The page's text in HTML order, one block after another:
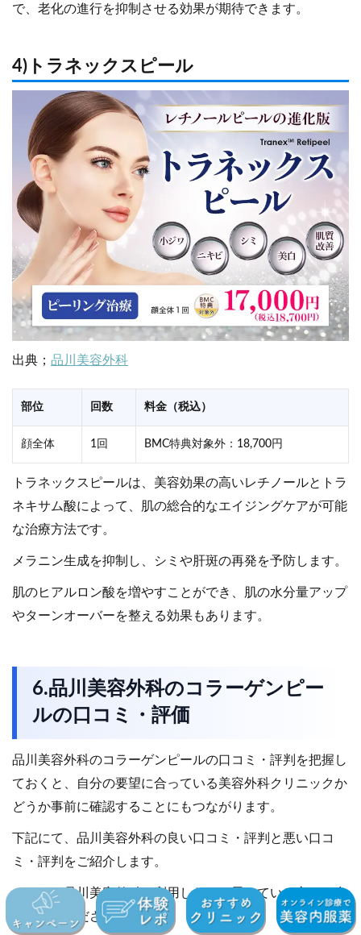
で、老化の進行を抑制させる効果が期待できます。
4)トラネックスピール
出典； 品川美容外科
部位 回数 料金（税込）
顔全体 1回 BMC特典対象外：18,700円
トラネックスピールは、美容効果の高いレチノールとトラ
ネキサム酸によって、肌の総合的なエイジングケアが可能
な治療方法です。
メラニン生成を抑制し、シミや肝斑の再発を予防します。
肌のヒアルロン酸を増やすことができ、肌の水分量アップ
やターンオーバーを整える効果もあります。
6.品川美容外科のコラーゲンピー
ルの口コミ・評価
品川美容外科のコラーゲンピールの口コミ・評判を把握し
ておくと、自分の要望に合っている美容外科クリニックか
どうか事前に確認することにもつながります。
下記にて、品川美容外科の良い口コミ・評判と悪い口コ
ミ・評判をご紹介します。
これから品川美容外科を利用したいと思っている方は、参
考にしてください。